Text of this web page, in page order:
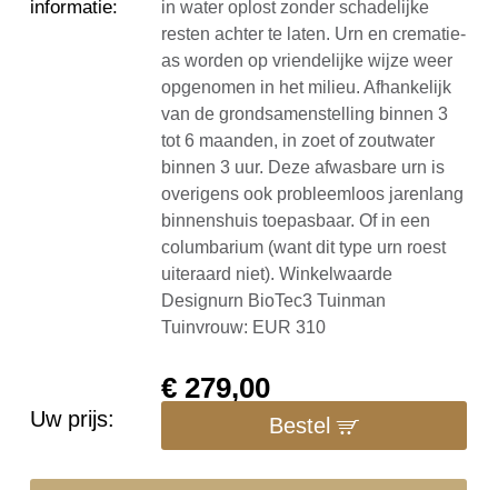
informatie:
in water oplost zonder schadelijke
resten achter te laten. Urn en crematie-
as worden op vriendelijke wijze weer
opgenomen in het milieu. Afhankelijk
van de grondsamenstelling binnen 3
tot 6 maanden, in zoet of zoutwater
binnen 3 uur. Deze afwasbare urn is
overigens ook probleemloos jarenlang
binnenshuis toepasbaar. Of in een
columbarium (want dit type urn roest
uiteraard niet). Winkelwaarde
Designurn BioTec3 Tuinman
Tuinvrouw: EUR 310
Uw prijs:
€279,00
Bestel